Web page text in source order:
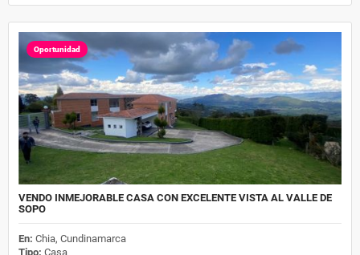
Oportunidad
VENDO INMEJORABLE CASA CON EXCELENTE VISTA AL VALLE DE
SOPO
En: Chia, Cundinamarca
Tipo: Casa